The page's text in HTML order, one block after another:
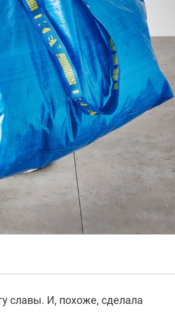
славы. И, похоже, сделала